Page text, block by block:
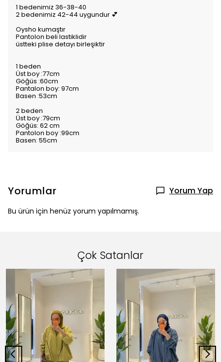
1 bedenimiz 36-38-40
2 bedenimiz 42-44 uygundur 💕
Oysho kumaştır
Pantolon beli lastiklidir
üstteki plise detayı birleşiktir
1 beden
Üst boy :77cm
Göğüs :60cm
Pantalon boy: 97cm
Basen :53cm
2 beden
Üst boy :79cm
Göğüs: 62 cm
Pantolon boy :99cm
Basen: 55cm
Yorumlar Yorum Yap
Bu ürün için henüz yorum yapılmamış.
Çok Satanlar